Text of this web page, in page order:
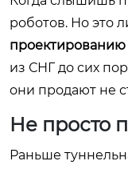
роботов. Но это
проектированию
из СНГ до сих
они продают не
Не просто
Раньше